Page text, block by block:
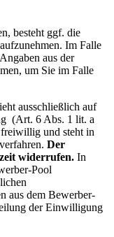
besteht ggf. die
Im Falle
aus der
um Sie im Falle
ausschließlich auf
(Art. 6 Abs. 1 lit. a
und steht in
Der
widerrufen. In
Pool
aus dem Bewerber-
der Einwilligung